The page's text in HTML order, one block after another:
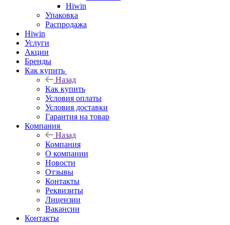
Hiwin
Упаковка
Распродажа
Hiwin
Услуги
Акции
Бренды
Как купить
Назад
Как купить
Условия оплаты
Условия доставки
Гарантия на товар
Компания
Назад
Компания
О компании
Новости
Отзывы
Контакты
Реквизиты
Лицензии
Вакансии
Контакты